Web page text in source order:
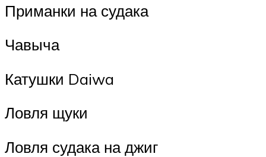
Приманки на судака
Чавыча
Катушки Daiwa
Ловля щуки
Ловля судака на джиг